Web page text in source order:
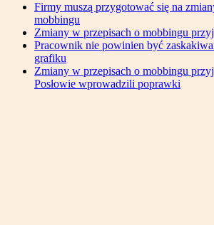
Firmy muszą przygotować się na
mobbingu
Zmiany w przepisach o mobbingu
Pracownik nie powinien być
grafiku
Zmiany w przepisach o mobbingu
Posłowie wprowadzili poprawki